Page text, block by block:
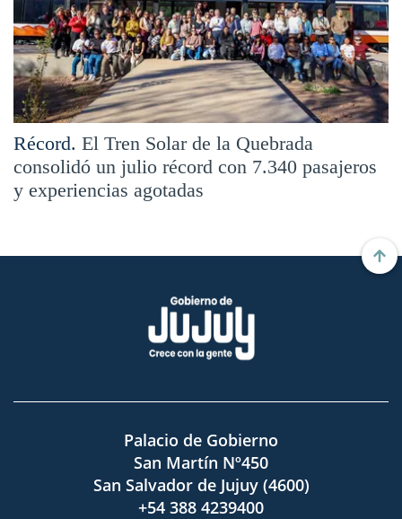
Récord. El Tren Solar de la Quebrada
consolidó un julio récord con 7.340 pasajeros
y experiencias agotadas
Palacio de Gobierno
San Martín Nº450
San Salvador de Jujuy (4600)
+54 388 4239400